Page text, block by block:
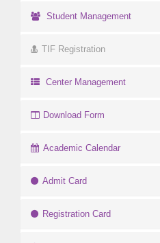
Student Management
TIF Registration
Center Management
Download Form
Academic Calendar
Admit Card
Registration Card